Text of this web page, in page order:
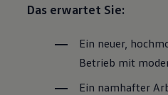
Das erwartet Sie:
Ein neuer,
Betrieb mit
Ein namhafter